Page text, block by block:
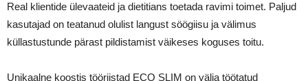
Real klientide ülevaateid ja dietitians toetada ravimi toimet. Paljud
kasutajad on teatanud olulist langust söögiisu ja välimus
küllastustunde pärast pildistamist väikeses koguses toitu.
Unikaalne koostis tööriistad ECO SLIM on välja töötatud